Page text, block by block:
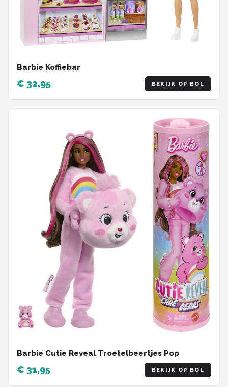
Barbie Koffiebar
€ 32,95 BEKIJK OP BOL
Barbie Cutie Reveal Troetelbeertjes Pop
€ 31,95 BEKIJK OP BOL